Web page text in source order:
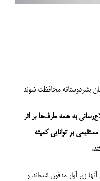
بشردوستانه محافظت شوند
به همه طرف‌ها بر اثر
بر توانایی کمیته
زیر آوار مدفون شده‌اند و